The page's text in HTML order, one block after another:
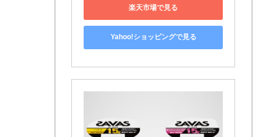
楽天市場で見る
Yahoo!ショッピングで見る